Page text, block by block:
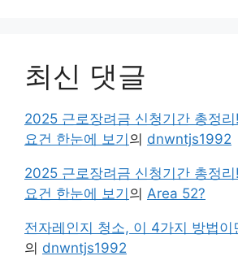
최신 댓글
2025 근로장려금 신청기간 총정
요건 한눈에 보기의 dnwntjs1992
2025 근로장려금 신청기간 총정
요건 한눈에 보기의 Area 52?
전자레인지 청소, 이 4가지 방법이
의 dnwntjs1992